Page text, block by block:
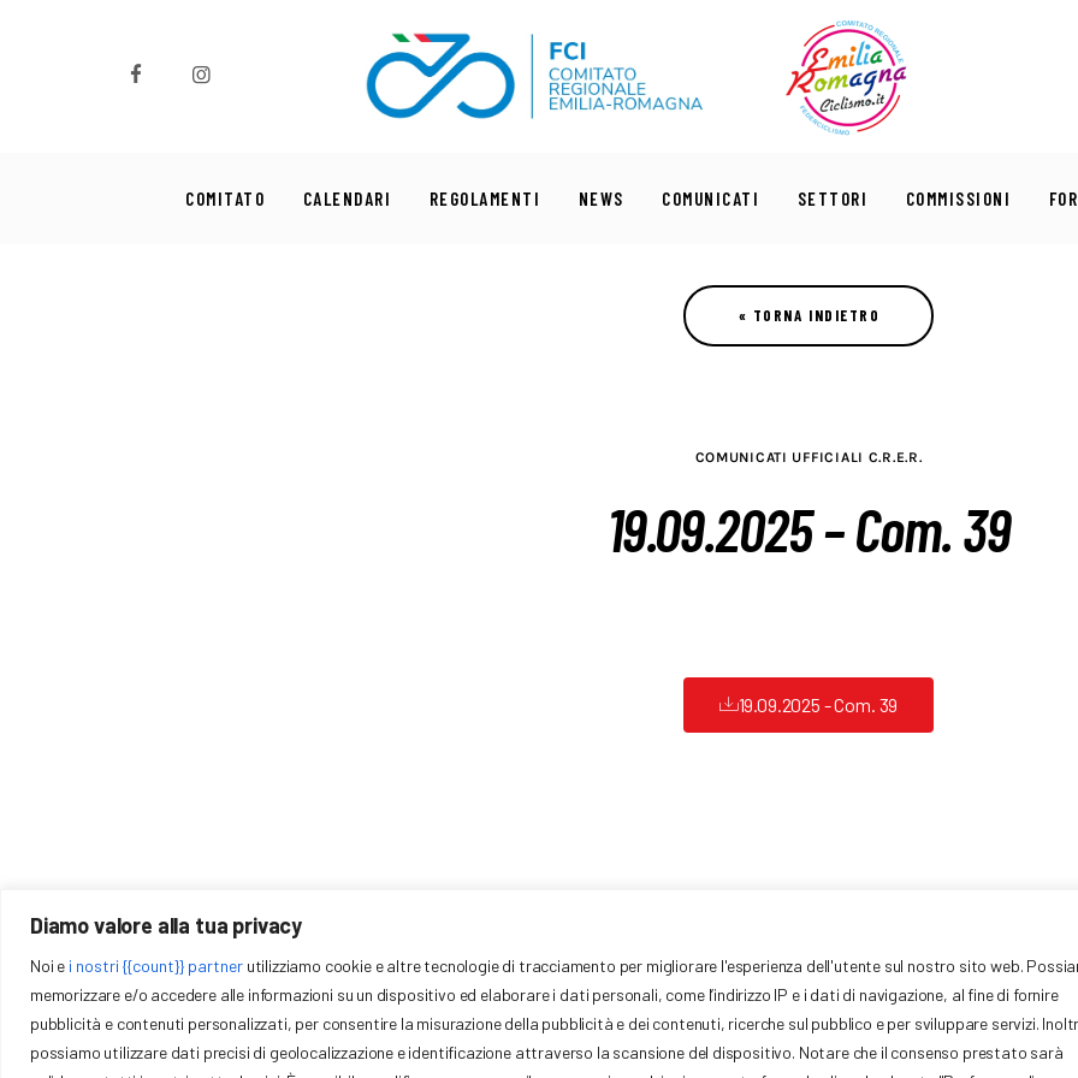
Diamo valore alla tua privacy
Noi e i nostri {{count}} partnerutilizziamo cookie e altre tecnologie di tracciamento per migliorare l'esperienza dell'utente sul nostro sito web.
memorizzare e/o accedere alle informazioni su un dispositivo ed elaborare i dati personali, come l’indirizzo IP e i dati di navigazione, al fine di fornire
pubblicità e contenuti personalizzati, per consentire la misurazione della pubblicità e dei contenuti, ricerche sul pubblico e per sviluppare servizi.
possiamo utilizzare dati precisi di geolocalizzazione e identificazione attraverso la scansione del dispositivo. Notare che il consenso prestato sarà
COMITATO CALENDARI REGOLAMENTI NEWS COMUNICATI SETTORI COMMISSIONI
COMUNICATI UFFICIALI C.R.E.R.
19.09.2025 – Com. 39
19.09.2025 - Com. 39
COMITATO REGIONALE EMILIA ROMAGNA
FCI
40127 – Bologna (BO) P.IVA: 01377441009
emilia@federciclismo.it 051-
372958
Privacy
Cookie Policy
Credits W&D 2.0 Srl